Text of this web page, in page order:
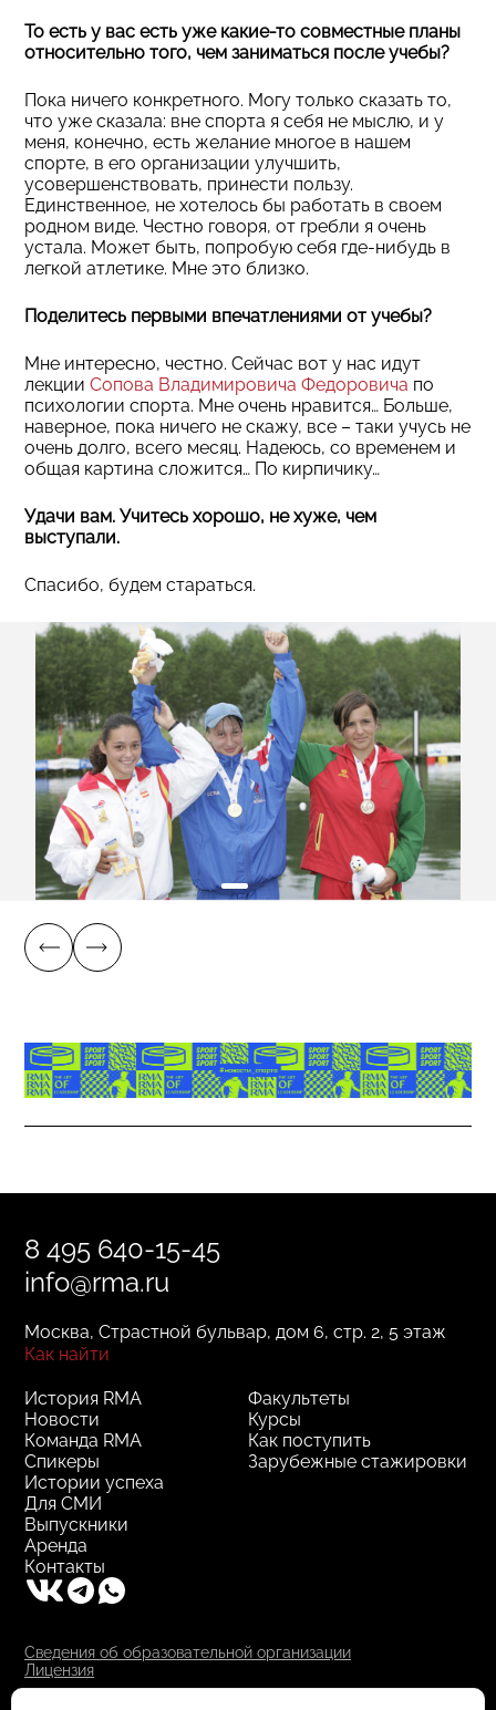
То есть у вас есть уже какие-то совместные планы
относительно того, чем заниматься после учебы?
Пока ничего конкретного. Могу только сказать то,
что уже сказала: вне спорта я себя не мыслю, и у
меня, конечно, есть желание многое в нашем
спорте, в его организации улучшить,
усовершенствовать, принести пользу.
Единственное, не хотелось бы работать в своем
родном виде. Честно говоря, от гребли я очень
устала. Может быть, попробую себя где-нибудь в
легкой атлетике. Мне это близко.
Поделитесь первыми впечатлениями от учебы?
Мне интересно, честно. Сейчас вот у нас идут
лекции Сопова Владимировича Федоровича по
психологии спорта. Мне очень нравится… Больше,
наверное, пока ничего не скажу, все – таки учусь не
очень долго, всего месяц. Надеюсь, со временем и
общая картина сложится… По кирпичику…
Удачи вам. Учитесь хорошо, не хуже, чем
выступали.
Спасибо, будем стараться.
8 495 640-15-45
info@rma.ru
Москва, Страстной бульвар, дом 6, стр. 2, 5 этаж
Как найти
Факультеты
Курсы
Как поступить
Зарубежные стажировки
История RMA
Новости
Команда RMA
Спикеры
Истории успеха
Для СМИ
Выпускники
Аренда
Контакты
Сведения об образовательной организации
Лицензия